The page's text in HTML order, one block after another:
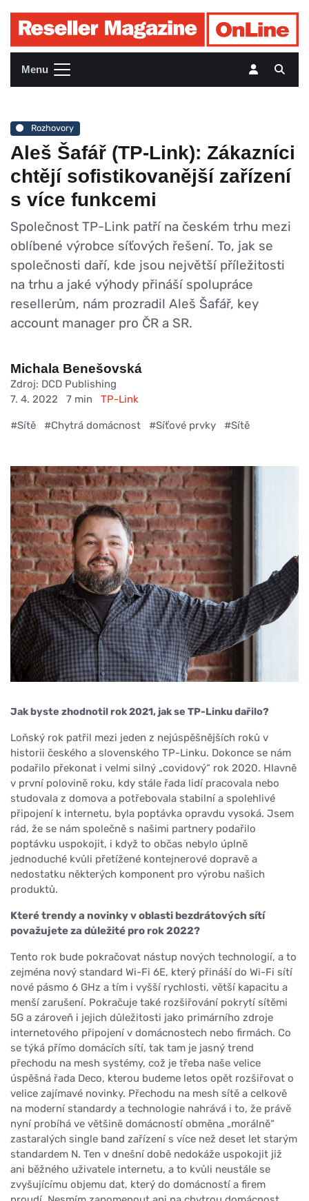
Menu
Rozhovory
Aleš Šafář (TP-Link): Zákazníci
chtějí sofistikovanější zařízení
s více funkcemi
Společnost TP-Link patří na českém trhu mezi
oblíbené výrobce síťových řešení. To, jak se
společnosti daří, kde jsou největší příležitosti
na trhu a jaké výhody přináší spolupráce
resellerům, nám prozradil Aleš Šafář, key
account manager pro ČR a SR.
Michala Benešovská
Zdroj: DCD Publishing
7. 4. 2022
7 min TP-Link
#Sítě #Chytrá domácnost #Síťové prvky #Sítě
Jak byste zhodnotil rok 2021, jak se TP-Linku dařilo?
Loňský rok patřil mezi jeden z nejúspěšnějších roků v
historii českého a slovenského TP-Linku. Dokonce se nám
podařilo překonat i velmi silný „covidový“ rok 2020. Hlavně
v první polovině roku, kdy stále řada lidí pracovala nebo
studovala z domova a potřebovala stabilní a spolehlivé
připojení k internetu, byla poptávka opravdu vysoká. Jsem
rád, že se nám společně s našimi partnery podařilo
poptávku uspokojit, i když to občas nebylo úplně
jednoduché kvůli přetížené kontejnerové dopravě a
nedostatku některých komponent pro výrobu našich
produktů.
Které trendy a novinky v oblasti bezdrátových sítí
považujete za důležité pro rok 2022?
Tento rok bude pokračovat nástup nových technologií, a to
zejména nový standard Wi-Fi 6E, který přináší do Wi-Fi sítí
nové pásmo 6 GHz a tím i vyšší rychlosti, větší kapacitu a
menší zarušení. Pokračuje také rozšiřování pokrytí sítěmi
5G a zároveň i jejich důležitosti jako primárního zdroje
internetového připojení v domácnostech nebo firmách. Co
se týká přímo domácích sítí, tak tam je jasný trend
přechodu na mesh systémy, což je třeba naše velice
úspěšná řada Deco, kterou budeme letos opět rozšiřovat o
velice zajímavé novinky. Přechodu na mesh sítě a celkově
na moderní standardy a technologie nahrává i to, že právě
nyní probíhá ve většině domácností obměna „morálně“
zastaralých single band zařízení s více než deset let starým
standardem N. Ten v dnešní době nedokáže uspokojit již
ani běžného uživatele internetu, a to kvůli neustále se
zvyšujícímu objemu dat, který do domácností a firem